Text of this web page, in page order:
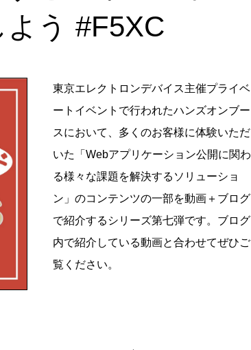
う #F5XC
東京エレクトロンデバイス主催プライベ
ートイベントで行われたハンズオンブー
スにおいて、多くのお客様に体験いただ
いた「Webアプリケーション公開に関わ
る様々な課題を解決するソリューショ
ン」のコンテンツの一部を動画＋ブログ
で紹介するシリーズ第七弾です。ブログ
内で紹介している動画と合わせてぜひご
覧ください。